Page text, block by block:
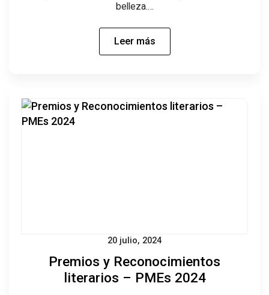
belleza.…
Leer más
Premios y Reconocimientos
literarios – PMEs 2024
20 julio, 2024